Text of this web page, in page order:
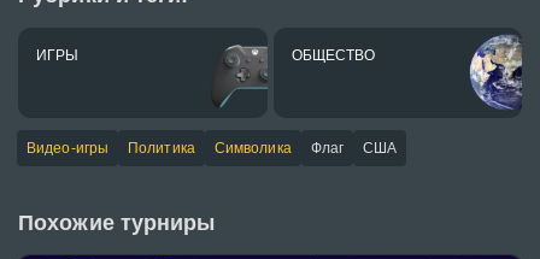
ИГРЫ ОБЩЕСТВО
Видео-игры Политика Символика Флаг США
Похожие турниры